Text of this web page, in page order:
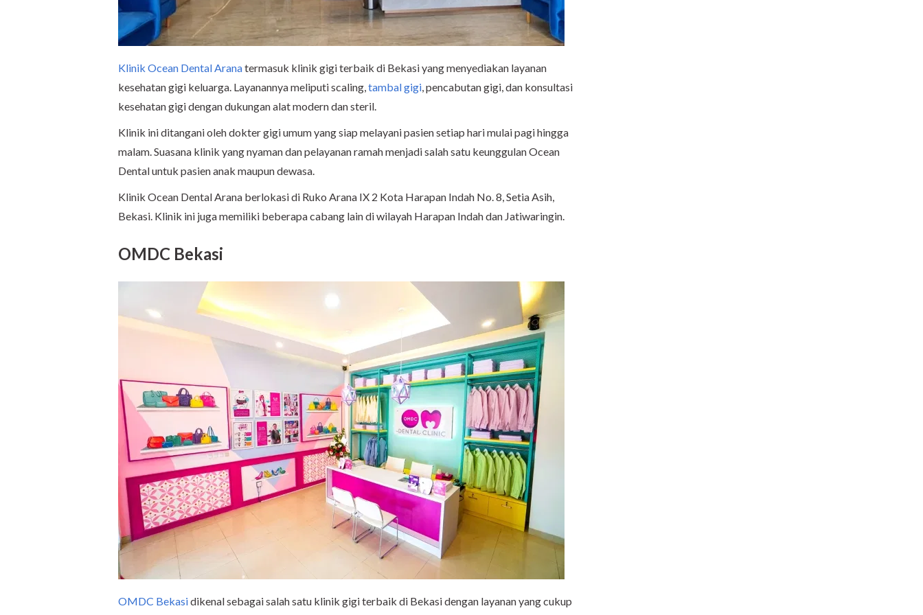
Klinik Ocean Dental Aranatermasuk klinik gigi terbaik di Bekasi yang menyediakan layanan
kesehatan gigi keluarga. Layanannya meliputi scaling, tambal gigi , pencabutan gigi, dan konsultasi
kesehatan gigi dengan dukungan alat modern dan steril.
Klinik ini ditangani oleh dokter gigi umum yang siap melayani pasien setiap hari mulai pagi hingga
malam. Suasana klinik yang nyaman dan pelayanan ramah menjadi salah satu keunggulan Ocean
Dental untuk pasien anak maupun dewasa.
Klinik Ocean Dental Arana berlokasi di Ruko Arana IX 2 Kota Harapan Indah No. 8, Setia Asih,
Bekasi. Klinik ini juga memiliki beberapa cabang lain di wilayah Harapan Indah dan Jatiwaringin.
OMDC Bekasi
OMDC Bekasidikenal sebagai salah satu klinik gigi terbaik di Bekasi dengan layanan yang cukup